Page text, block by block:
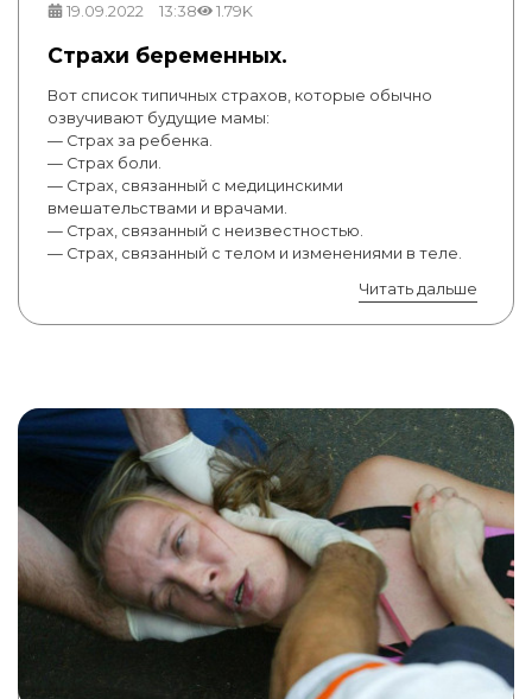
19.09.2022 13:38 1.79K
Страхи беременных.
Вот список типичных страхов, которые обычно
озвучивают будущие мамы:
— Страх за ребенка.
— Страх боли.
— Страх, связанный с медицинскими
вмешательствами и врачами.
— Страх, связанный с неизвестностью.
— Страх, связанный с телом и изменениями в теле.
Читать дальше